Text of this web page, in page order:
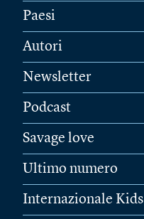
Paesi
Autori
Newsletter
Podcast
Savage love
Ultimo numero
Internazionale Kids